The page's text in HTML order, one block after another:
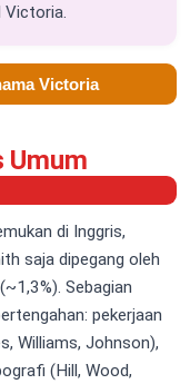
Victoria
Umum
di Inggris,
saja dipegang oleh
Sebagian
pekerjaan
Williams, Johnson),
(Hill, Wood,